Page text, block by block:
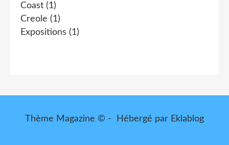
Coast (1)
Creole (1)
Expositions (1)
Thème Magazine © - Hébergé par Eklablog